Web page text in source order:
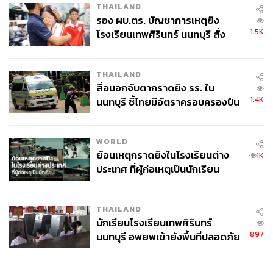
THAILAND
รอง ผบ.ตร. บัญชาการเหตุยิง
โรงเรียนเทพศิรินทร์ นนทบุรี สั่ง
1.5K
THAILAND
สื่อนอกจับตากราดยิง รร. ใน
นนทบุรี ชี้ไทยมีอัตราครอบครองปืน
1.4K
WORLD
ย้อนเหตุกราดยิงในโรงเรียนต่าง
ประเทศ ที่ผู้ก่อเหตุเป็นนักเรียน
1K
THAILAND
นักเรียนโรงเรียนเทพศิรินทร์
นนทบุรี อพยพเข้ายังพื้นที่ปลอดภัย
897